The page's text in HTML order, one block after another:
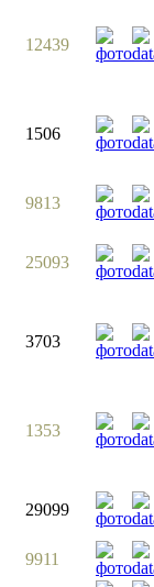
12439
1506
9813
25093
3703
1353
29099
9911